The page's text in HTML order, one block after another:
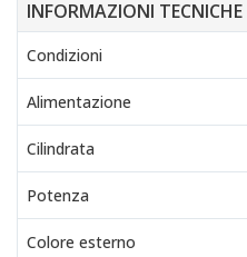
INFORMAZIONI TECNICHE
Condizioni
Alimentazione
Cilindrata
Potenza
Colore esterno